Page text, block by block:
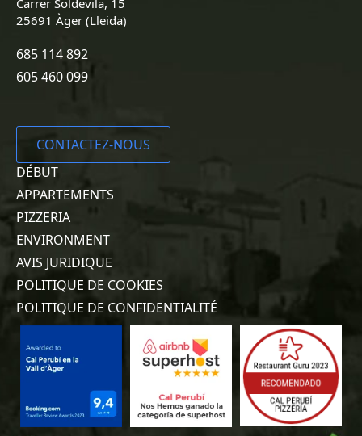
Carrer Soldevila, 15
25691 Àger (Lleida)
685 114 892
605 460 099
CONTACTEZ-NOUS
DÉBUT
APPARTEMENTS
PIZZERIA
ENVIRONMENT
AVIS JURIDIQUE
POLITIQUE DE COOKIES
POLITIQUE DE CONFIDENTIALITÉ